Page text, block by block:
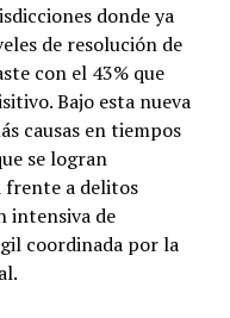
donde ya
de resolución de
con el 43% que
Bajo esta nueva
causas en tiempos
se logran
frente a delitos
intensiva de
coordinada por la